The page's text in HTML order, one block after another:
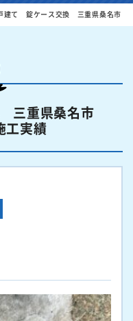
建て 錠ケース交換 三重県桑名市
三重県桑名市
工実績